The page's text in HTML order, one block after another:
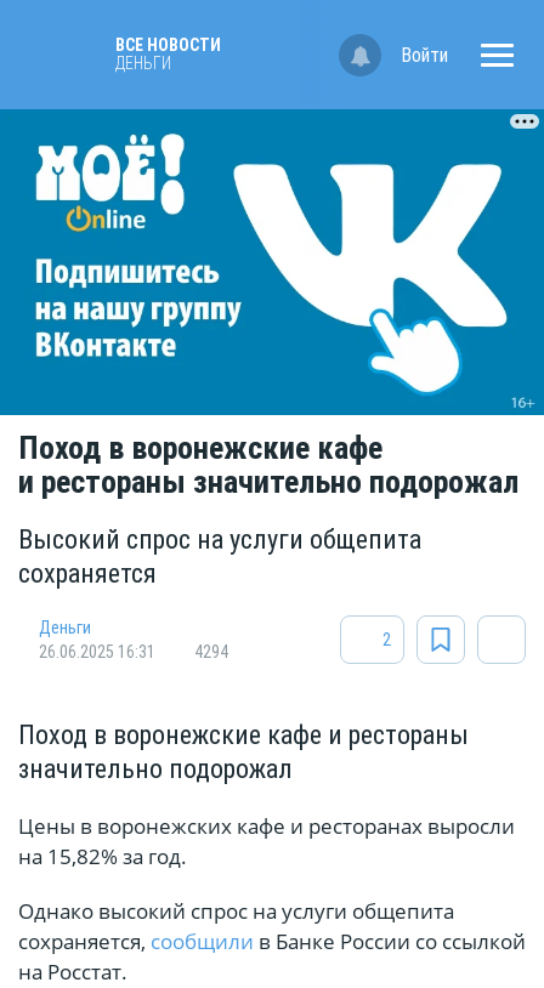
ВСЕ НОВОСТИ
ДЕНЬГИ
Войти
Поход в воронежские кафе
и рестораны значительно подорожал
Высокий спрос на услуги общепита
сохраняется
Деньги
26.06.2025 16:31
4294
2
Поход в воронежские кафе и рестораны
значительно подорожал
Цены в воронежских кафе и ресторанах выросли
на 15,82% за год.
Однако высокий спрос на услуги общепита
сохраняется, сообщили в Банке России со ссылкой
на Росстат.